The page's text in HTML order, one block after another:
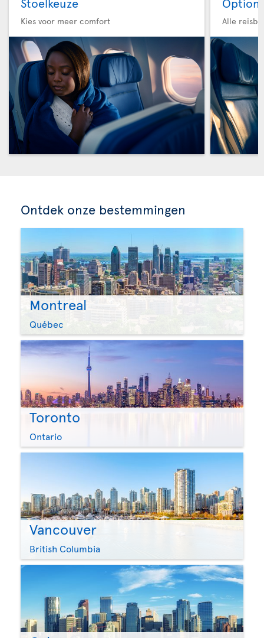
Kies voor meer comfort Alle
Ontdek onze bestemmingen
Montreal
Québec
Toronto
Ontario
Vancouver
British Columbia